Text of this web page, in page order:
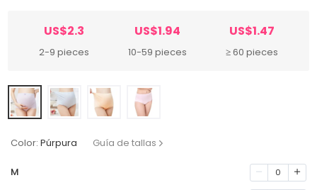
US$2.3
2-9 pieces
US$1.94
10-59 pieces
US$1.47
≥ 60 pieces
Color: Púrpura Guía de tallas
M 0